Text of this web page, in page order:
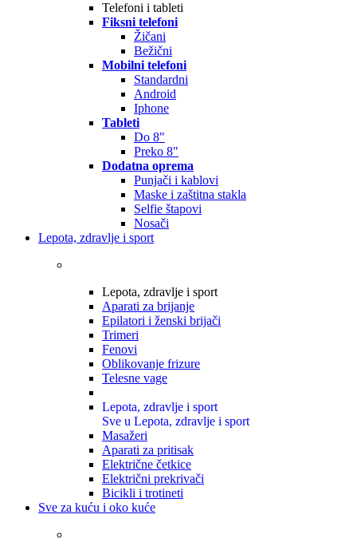
Telefoni i tableti
Fiksni telefoni
Žičani
Bežični
Mobilni telefoni
Standardni
Android
Iphone
Tableti
Do 8"
Preko 8"
Dodatna oprema
Punjači i kablovi
Maske i zaštitna stakla
Selfie štapovi
Nosači
Lepota, zdravlje i sport
Lepota, zdravlje i sport
Aparati za brijanje
Epilatori i ženski brijači
Trimeri
Fenovi
Oblikovanje frizure
Telesne vage
Lepota, zdravlje i sport
Sve u Lepota, zdravlje i sport
Masažeri
Aparati za pritisak
Električne četkice
Električni prekrivači
Bicikli i trotineti
Sve za kuću i oko kuće